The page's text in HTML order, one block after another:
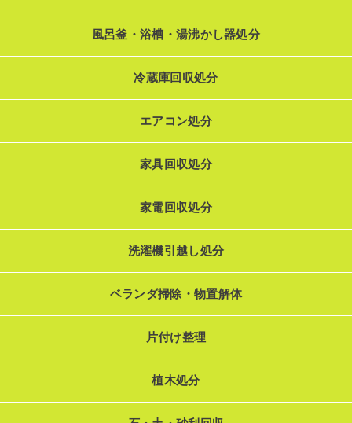
風呂釜・浴槽・湯沸かし器処分
冷蔵庫回収処分
エアコン処分
家具回収処分
家電回収処分
洗濯機引越し処分
ベランダ掃除・物置解体
片付け整理
植木処分